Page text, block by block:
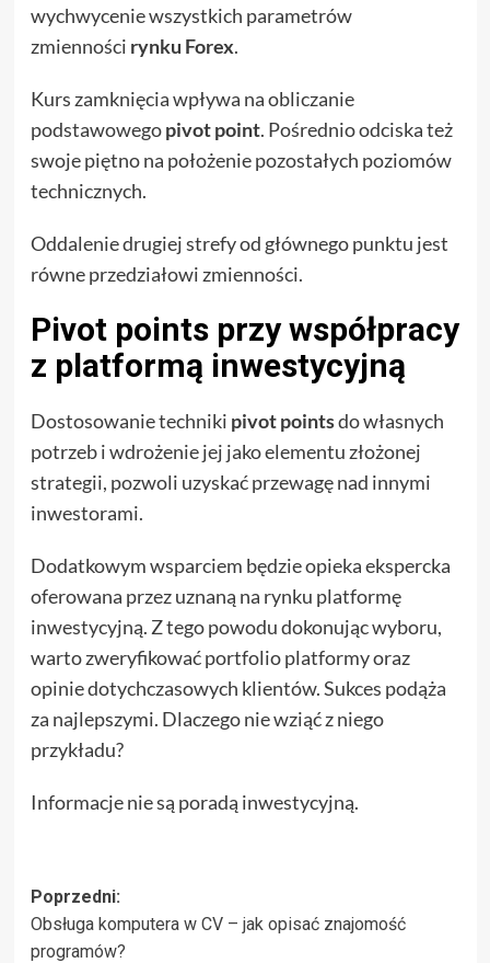
wychwycenie wszystkich parametrów
zmienności rynku Forex.
Kurs zamknięcia wpływa na obliczanie
podstawowegopivot point. Pośrednio odciska też
swoje piętno na położenie pozostałych poziomów
technicznych.
Oddalenie drugiej strefy od głównego punktu jest
równe przedziałowi zmienności.
Pivot points przy współpracy
z platformą inwestycyjną
Dostosowanie techniki pivot pointsdo własnych
potrzeb i wdrożenie jej jako elementu złożonej
strategii, pozwoli uzyskać przewagę nad innymi
inwestorami.
Dodatkowym wsparciem będzie opieka ekspercka
oferowana przez uznaną na rynku platformę
inwestycyjną. Z tego powodu dokonując wyboru,
warto zweryfikować portfolio platformy oraz
opinie dotychczasowych klientów. Sukces podąża
za najlepszymi. Dlaczego nie wziąć z niego
przykładu?
Informacje nie są poradą inwestycyjną.
Zobacz
wpisy
Poprzedni:
Obsługa komputera w CV – jak opisać znajomość
programów?